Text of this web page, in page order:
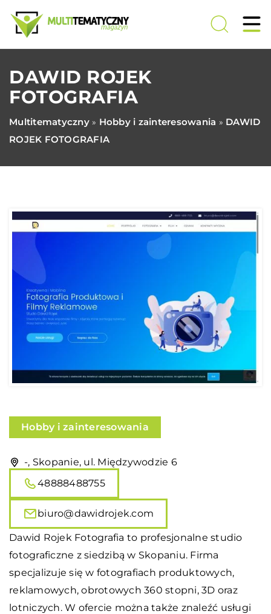
DAWID ROJEK
FOTOGRAFIA
Multitematyczny» Hobby i zainteresowania » DAWID
ROJEK FOTOGRAFIA
Hobby i zainteresowania
-, Skopanie, ul. Międzywodzie 6
48888488755
biuro@dawidrojek.com
Dawid Rojek Fotografia to profesjonalne studio
fotograficzne z siedzibą w Skopaniu. Firma
specjalizuje się w fotografiach produktowych,
reklamowych, obrotowych 360 stopni, 3D oraz
lotniczych. W ofercie można także znaleźć usługi